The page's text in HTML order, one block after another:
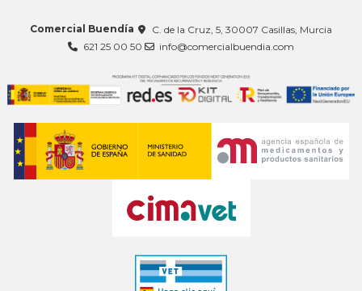
Comercial Buendía
C. de la Cruz, 5, 30007 Casillas, Murcia
621 25 00 50
info@comercialbuendia.com